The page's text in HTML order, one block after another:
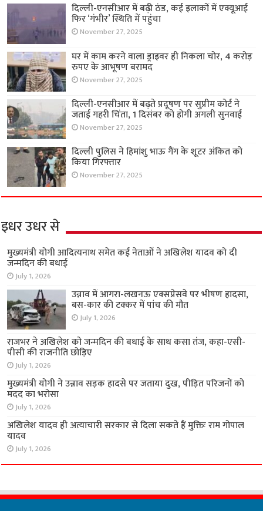
दिल्ली-एनसीआर में बढ़ी ठंड, कई इलाकों में एक्यूआई
फिर ‘गंभीर’ स्थिति में पहुंचा
November 27, 2025
घर में काम करने वाला ड्राइवर ही निकला चोर, 4 करोड़
रुपए के आभूषण बरामद
November 27, 2025
दिल्ली-एनसीआर में बढ़ते प्रदूषण पर सुप्रीम कोर्ट ने
जताई गहरी चिंता, 1 दिसंबर को होगी अगली सुनवाई
November 27, 2025
दिल्ली पुलिस ने हिमांशु भाऊ गैंग के शूटर अंकित को
किया गिरफ्तार
November 27, 2025
इधर उधर से
मुख्यमंत्री योगी आदित्यनाथ समेत कई नेताओं ने अखिलेश यादव को दी
जन्मदिन की बधाई
July 1, 2026
उन्नाव में आगरा-लखनऊ एक्सप्रेसवे पर भीषण हादसा,
बस-कार की टक्कर में पांच की मौत
July 1, 2026
राजभर ने अखिलेश को जन्मदिन की बधाई के साथ कसा तंज, कहा-एसी-
पीसी की राजनीति छोड़िए
July 1, 2026
मुख्यमंत्री योगी ने उन्नाव सड़क हादसे पर जताया दुख, पीड़ित परिजनों को
मदद का भरोसा
July 1, 2026
अखिलेश यादव ही अत्याचारी सरकार से दिला सकते हैं मुक्तिः राम गोपाल
यादव
July 1, 2026